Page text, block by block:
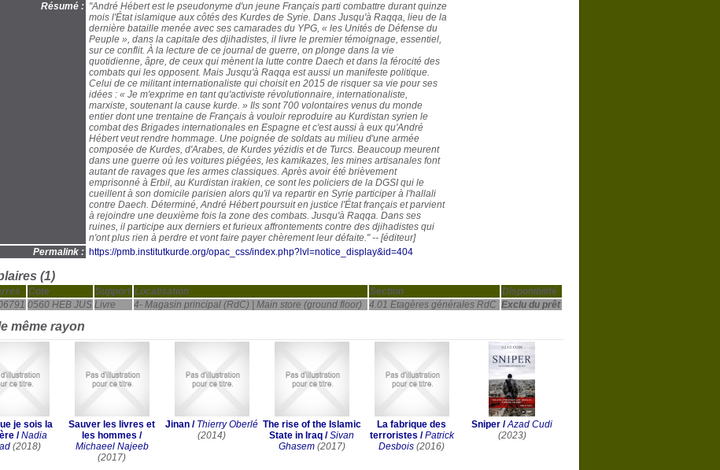
Résumé : "André Hébert est le pseudonyme d'un jeune Français parti combattre durant quinze
mois l'État islamique aux côtés des Kurdes de Syrie. Dans Jusqu'à Raqqa, lieu de la
dernière bataille menée avec ses camarades du YPG, « les Unités de Défense du
Peuple », dans la capitale des djihadistes, il livre le premier témoignage, essentiel,
sur ce conflit. À la lecture de ce journal de guerre, on plonge dans la vie
quotidienne, âpre, de ceux qui mènent la lutte contre Daech et dans la férocité des
combats qui les opposent. Mais Jusqu'à Raqqa est aussi un manifeste politique.
Celui de ce militant internationaliste qui choisit en 2015 de risquer sa vie pour ses
idées : « Je m'exprime en tant qu'activiste révolutionnaire, internationaliste,
marxiste, soutenant la cause kurde. » Ils sont 700 volontaires venus du monde
entier dont une trentaine de Français à vouloir reproduire au Kurdistan syrien le
combat des Brigades internationales en Espagne et c'est aussi à eux qu'André
Hébert veut rendre hommage. Une poignée de soldats au milieu d'une armée
composée de Kurdes, d'Arabes, de Kurdes yézidis et de Turcs. Beaucoup meurent
dans une guerre où les voitures piégées, les kamikazes, les mines artisanales font
autant de ravages que les armes classiques. Après avoir été brièvement
emprisonné à Erbil, au Kurdistan irakien, ce sont les policiers de la DGSI qui le
cueillent à son domicile parisien alors qu'il va repartir en Syrie participer à l'hallali
contre Daech. Déterminé, André Hébert poursuit en justice l'État français et parvient
à rejoindre une deuxième fois la zone des combats. Jusqu'à Raqqa. Dans ses
ruines, il participe aux derniers et furieux affrontements contre des djihadistes qui
n'ont plus rien à perdre et vont faire payer chèrement leur défaite." -- [éditeur]
Permalink : https://pmb.institutkurde.org/opac_css/index.php?lvl=notice_display&id=404
(1)
Cote Support Localisation Section
Disponibilité
0560 HEB JUS Livre 4- Magasin principal (RdC) | Main store (ground floor) 4.01 Etagères générales RdC Exclu du prêt
même rayon
je sois la
/Nadia
(2018)
Sauver les livres et
les hommes /
Michaeel Najeeb
(2017)
Jinan / Thierry Oberlé
(2014)
The rise of the Islamic
State in Iraq /Sivan
Ghasem(2017)
La fabrique des
terroristes /Patrick
Desbois (2016)
Sniper /Azad Cudi
(2023)